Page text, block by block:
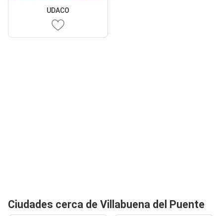
UDACO
Ciudades cerca de Villabuena del Puente